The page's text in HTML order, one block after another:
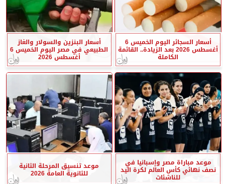
أسعار السجائر اليوم الخميس 6
أغسطس 2026 بعد الزيادة.. القائمة
الكاملة
أسعار البنزين والسولار والغاز
الطبيعي في مصر اليوم الخميس 6
أغسطس 2026
موعد مباراة مصر وإسبانيا في
نصف نهائي كأس العالم لكرة اليد
للناشئات
موعد تنسيق المرحلة الثانية
للثانوية العامة 2026